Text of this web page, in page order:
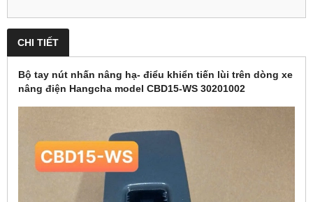
CHI TIẾT
Bộ tay nút nhấn nâng hạ- điểu khiển tiến lùi trên dòng xe
nâng điện Hangcha model CBD15-WS 30201002